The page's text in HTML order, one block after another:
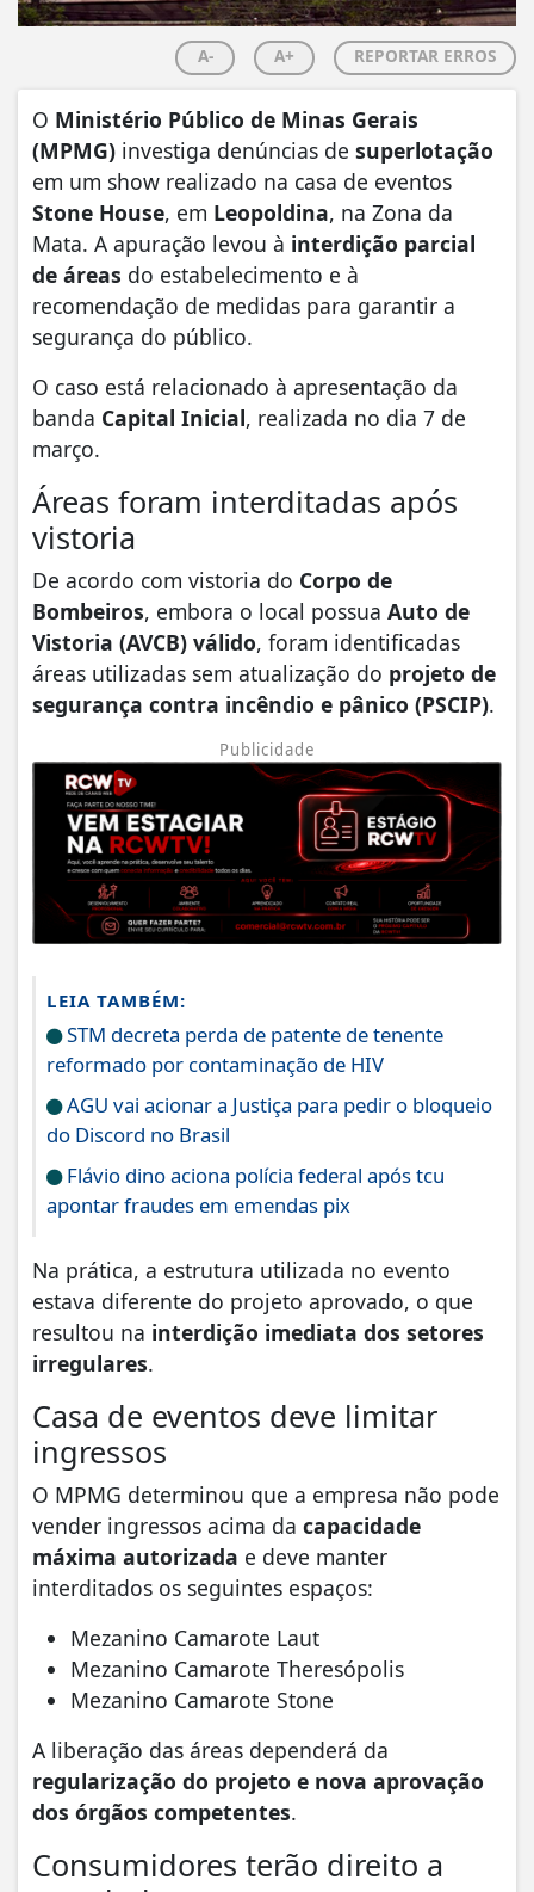
A- A+ REPORTAR ERROS
O Ministério Público de Minas Gerais
(MPMG) investiga denúncias de superlotação
em um show realizado na casa de eventos
Stone House, em Leopoldina, na Zona da
Mata. A apuração levou à interdição parcial
de áreas do estabelecimento e à
recomendação de medidas para garantir a
segurança do público.
O caso está relacionado à apresentação da
banda Capital Inicial, realizada no dia 7 de
março.
Áreas foram interditadas após
vistoria
De acordo com vistoria do Corpo de
Bombeiros, embora o local possua Auto de
Vistoria (AVCB) válido, foram identificadas
áreas utilizadas sem atualização do projeto de
segurança contra incêndio e pânico (PSCIP).
Publicidade
LEIA TAMBÉM:
STM decreta perda de patente de tenente
reformado por contaminação de HIV
AGU vai acionar a Justiça para pedir o bloqueio
do Discord no Brasil
Flávio dino aciona polícia federal após tcu
apontar fraudes em emendas pix
Na prática, a estrutura utilizada no evento
estava diferente do projeto aprovado, o que
resultou na interdição imediata dos setores
irregulares.
Casa de eventos deve limitar
ingressos
O MPMG determinou que a empresa não pode
vender ingressos acima da capacidade
máxima autorizada e deve manter
interditados os seguintes espaços:
Mezanino Camarote Laut
Mezanino Camarote Theresópolis
Mezanino Camarote Stone
A liberação das áreas dependerá da
regularização do projeto e nova aprovação
dos órgãos competentes.
Consumidores terão direito a